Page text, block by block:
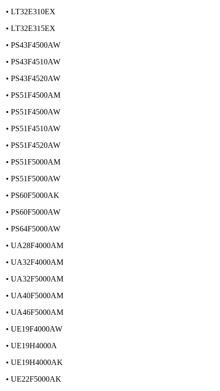
• LT32E310EX
• LT32E315EX
• PS43F4500AW
• PS43F4510AW
• PS43F4520AW
• PS51F4500AM
• PS51F4500AW
• PS51F4510AW
• PS51F4520AW
• PS51F5000AM
• PS51F5000AW
• PS60F5000AK
• PS60F5000AW
• PS64F5000AW
• UA28F4000AM
• UA32F4000AM
• UA32F5000AM
• UA40F5000AM
• UA46F5000AM
• UE19F4000AW
• UE19H4000A
• UE19H4000AK
• UE22F5000AK